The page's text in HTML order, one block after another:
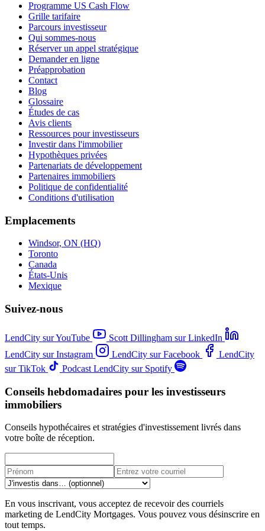
Programme US Cash Flow
Grille tarifaire
Parcours investisseur
Qui sommes-nous
Réserver un appel stratégique
Demander en ligne
Préapprobation
Contact
Blog
Glossaire
Études de cas
Avis clients
Ressources pour investisseurs
Investir dans l'immobilier
Hypothèques privées
Partenariats de développement
Partenaires immobiliers
Politique de confidentialité
Conditions d'utilisation
Emplacements
Windsor, ON (HQ)
Toronto
Canada
États-Unis
Mexique
Suivez-nous
LendCity sur YouTube
Scott Dillingham sur LinkedIn
LendCity sur Instagram
LendCity sur Facebook
LendCity
sur TikTok
Podcast LendCity sur Spotify
Conseils hebdomadaires pour les investisseurs
immobiliers
Conseils hypothécaires et stratégies d'investissement livrés dans
votre boîte de réception.
En vous inscrivant, vous acceptez de recevoir des courriels
marketing de LendCity Mortgages. Vous pouvez vous désinscrire en
tout temps.